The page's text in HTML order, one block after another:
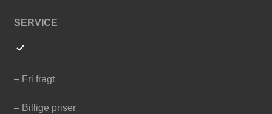
SERVICE
– Fri fragt
– Billige priser